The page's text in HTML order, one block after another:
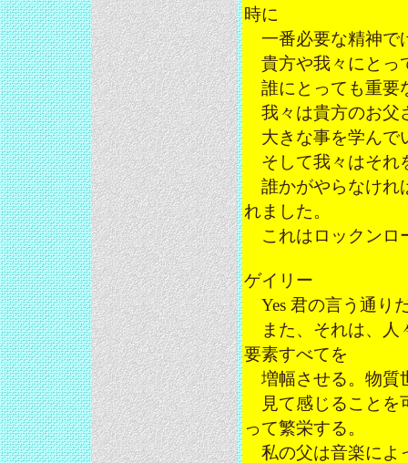
時に
一番必要な精神で
貴方や我々にとっ
誰にとっても重要
我々は貴方のお父
大きな事を学んで
そして我々はそれ
誰かがやらなけれ
れました。
これはロックンロ
ゲイリー
Yes 君の言う通り
また、それは、人
要素すべてを
増幅させる。物質
見て感じることを
って繁栄する。
私の父は音楽によ